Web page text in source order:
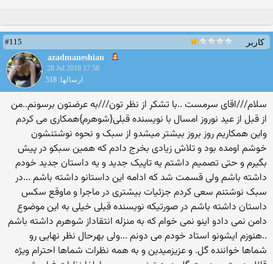
کاربر
#115
azadmaneshian
28 Jul 2018 17:58
ارسالها: 518
سلام///اقای سرمست ..با تشکر از نظر تون///به عرضتون برسونم..من
از قبل از عید نوروز امسال با نویسنده قبلی{شوهرم}همکاری می کردم
واین همکاریم روز بروز بیشتر میشدو از سبک و نحوه نوشتنشون
خوشم اومده بود و تلاش زیادی بخرج دادم که همین سبکو در پیش
بگیرم و حتی تصمیم داشتم یه تاپیک جدید و یه داستان جدید خودم
داشته باشم ولی قسمت شد که ادامه این داستانو داشته باشم ...در
سبک نوشتنم سعی کردم جزئیات بیشتری در ماجرا و ماوقع سکس
داستان داشته باشم در صورتیکه نویسنده قبلی خیلی به این موضوع
دامن نمی دادو اینو نمی خوام که به منزله انتقاداز شوهرم داشته باشم
..هنوزم ایشونو استاد خودم می دونم ...ولی بهرحال نظر نهایی رو
شماها خواننده گل. و عزیزمیدین و به همه نظرات شماها احترام ویژه